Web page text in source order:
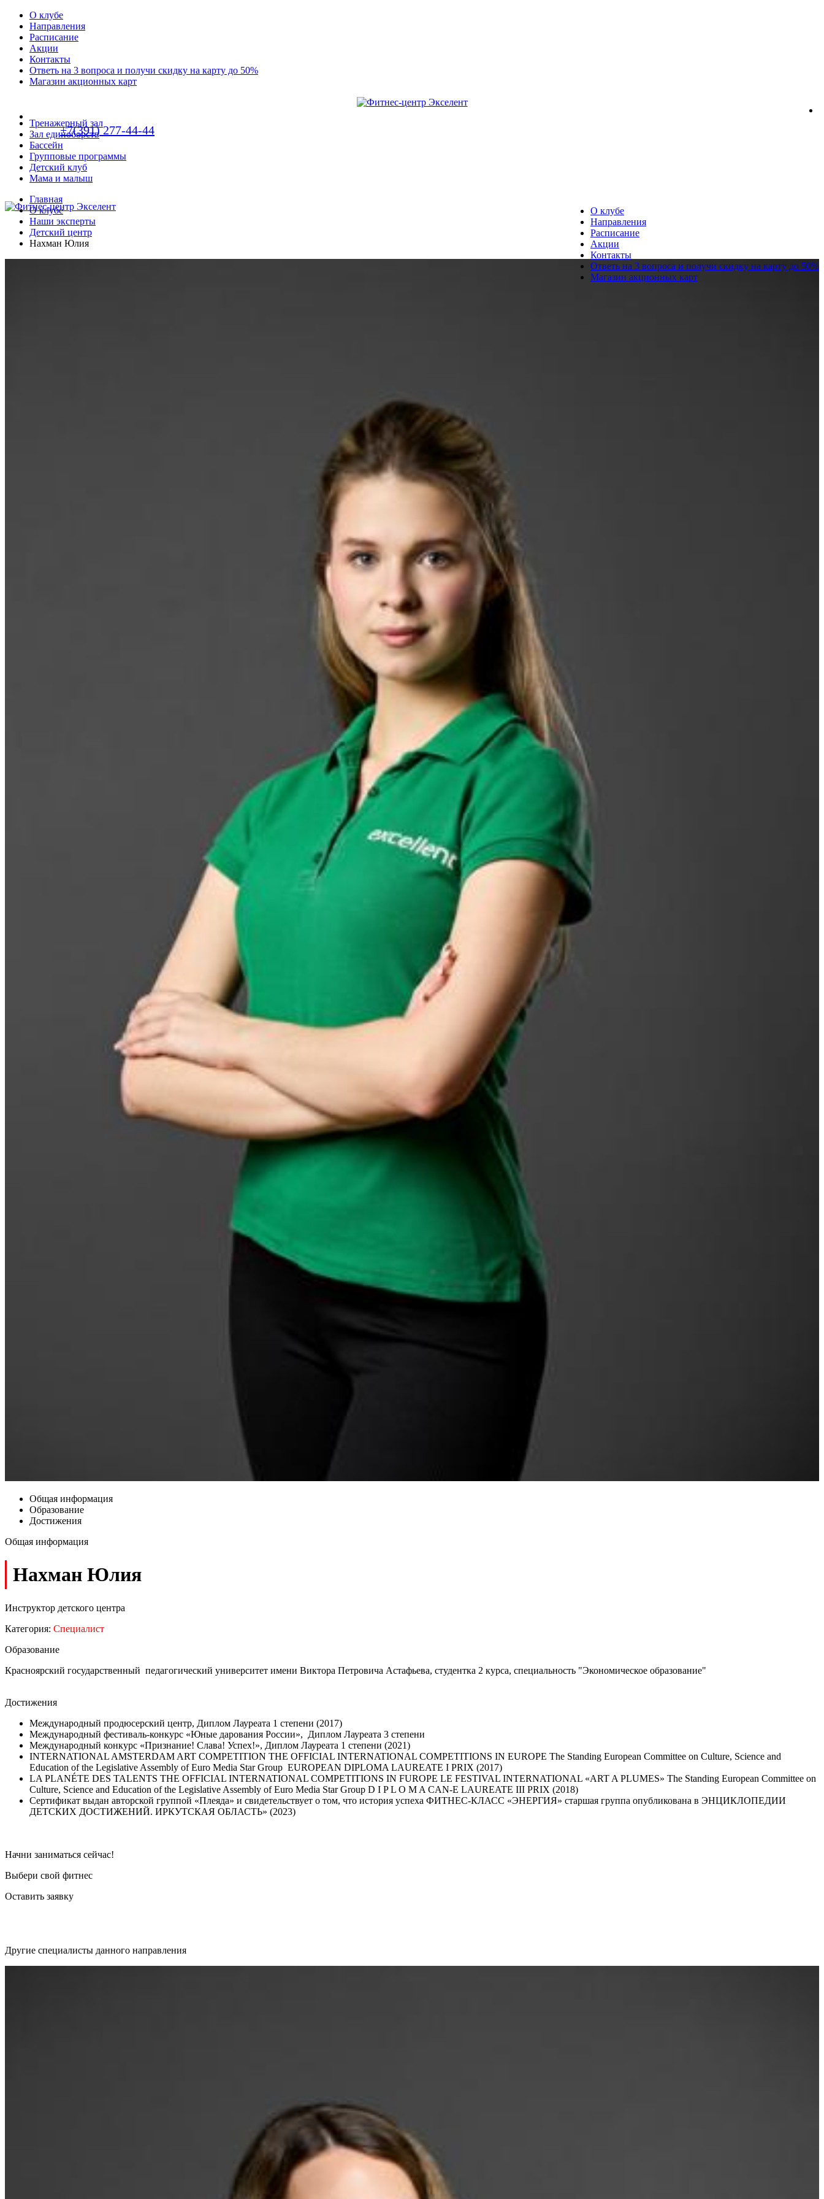
О клубе
Направления
Расписание
Акции
Контакты
Ответь на 3 вопроса и получи скидку на карту до 50%
Магазин акционных карт
+7(391) 277-44-44
Тренажерный зал
Зал единоборств
Бассейн
Групповые программы
Детский клуб
Мама и малыш
О клубе
Направления
Расписание
Акции
Контакты
Ответь на 3 вопроса и получи скидку на карту до 50%
Магазин акционных карт
Главная
О клубе
Наши эксперты
Детский центр
Нахман Юлия
Общая информация
Образование
Достижения
Общая информация
Нахман Юлия
Инструктор детского центра
Категория: Специалист
Образование
Красноярский государственный педагогический университет имени Виктора Петровича Астафьева, студентка 2 курса, специальность "Экономическое образование"
Достижения
Международный продюсерский центр, Диплом Лауреата 1 степени (2017)
Международный фестиваль-конкурс «Юные дарования России», Диплом Лауреата 3 степени
Международный конкурс «Признание! Слава! Успех!», Диплом Лауреата 1 степени (2021)
INTERNATIONAL AMSTERDAM ART COMPETITION THE OFFICIAL INTERNATIONAL COMPETITIONS IN EUROPE The Standing European Committee on Culture, Science and
Education of the Legislative Assembly of Euro Media Star Group EUROPEAN DIPLOMA LAUREATE I PRIX (2017)
LA PLANÉTE DES TALENTS THE OFFICIAL INTERNATIONAL COMPETITIONS IN FUROPE LE FESTIVAL INTERNATIONAL «ART A PLUMES» The Standing European Committee on
Culture, Science and Education of the Legislative Assembly of Euro Media Star Group D I P L O M A CAN-E LAUREATE III PRIX (2018)
Сертификат выдан авторской группой «Плеяда» и свидетельствует о том, что история успеха ФИТНЕС-КЛАСС «ЭНЕРГИЯ» старшая группа опубликована в ЭНЦИКЛОПЕДИИ
ДЕТСКИХ ДОСТИЖЕНИЙ. ИРКУТСКАЯ ОБЛАСТЬ» (2023)
Начни заниматься сейчас!
Выбери свой фитнес
Оставить заявку
Другие специалисты данного направления